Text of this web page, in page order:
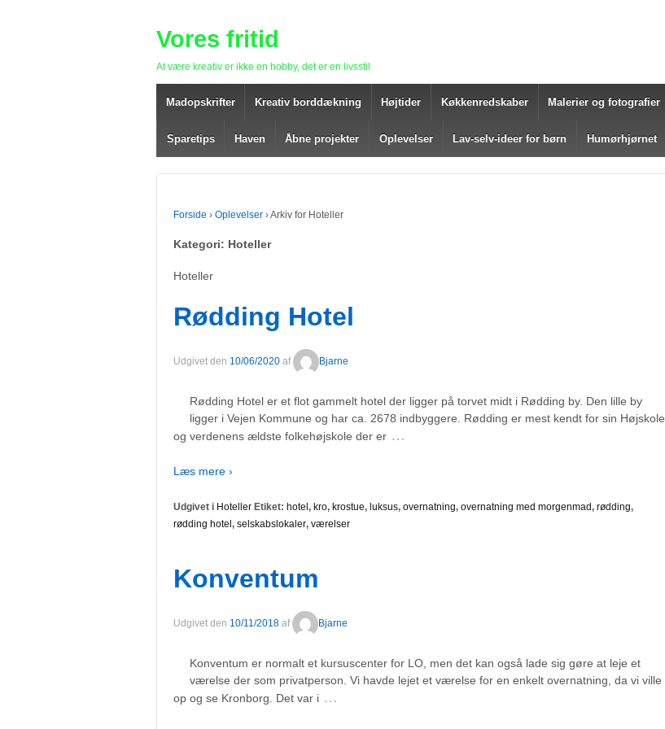
Vores fritid
At være kreativ er ikke en hobby, det er en livsstil
Madopskrifter Kreativ borddækning Højtider Køkkenredskaber Malerier og fotografier
Sparetips Haven Åbne projekter Oplevelser Lav-selv-ideer for børn Humørhjørnet
Forside › Oplevelser ›Arkiv for Hoteller
Kategori: Hoteller
Hoteller
Rødding Hotel
Udgivet den 10/06/2020 af Bjarne
Rødding Hotel er et flot gammelt hotel der ligger på torvet midt i Rødding by. Den lille by
ligger i Vejen Kommune og har ca. 2678 indbyggere. Rødding er mest kendt for sin Højskole
og verdenens ældste folkehøjskole der er …
Læs mere ›
Udgivet i Hoteller Etiket: hotel, kro, krostue, luksus, overnatning, overnatning med morgenmad, rødding,
rødding hotel, selskabslokaler, værelser
Konventum
Udgivet den 10/11/2018 af Bjarne
Konventum er normalt et kursuscenter for LO, men det kan også lade sig gøre at leje et
værelse der som privatperson. Vi havde lejet et værelse for en enkelt overnatning, da vi ville
op og se Kronborg. Det var i …